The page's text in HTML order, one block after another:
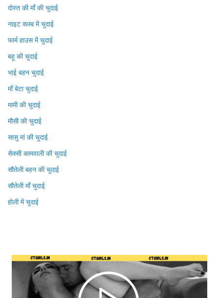
दोस्त की माँ की चुदाई
नाइट क्लब में चुदाई
फार्म हाउस में चुदाई
बहू की चुदाई
भाई बहन चुदाई
माँ बेटा चुदाई
मामी की चुदाई
मौसी की चुदाई
सासु मां की चुदाई
सेक्सी कामवाली की चुदाई
सौतेली बहन की चुदाई
सौतेली माँ चुदाई
होली में चुदाई